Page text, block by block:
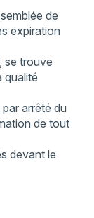
de
expiration
se trouve
qualité
arrêté du
de tout
devant le